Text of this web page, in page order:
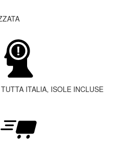
ITALIA, ISOLE INCLUSE